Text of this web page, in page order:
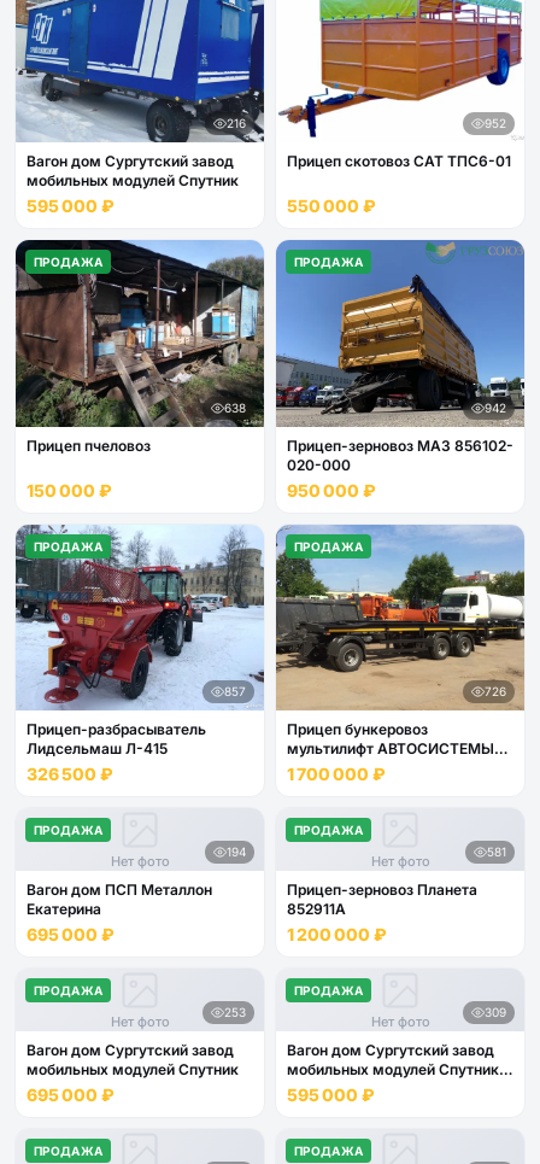
216
Вагон дом Сургутский завод
мобильных модулей Спутник
595 000 ₽
952
Прицеп скотовоз САТ ТПС6-01
550 000 ₽
ПРОДАЖА
638
Прицеп пчеловоз
150 000 ₽
ПРОДАЖА
942
Прицеп-зерновоз МАЗ 856102-
020-000
950 000 ₽
ПРОДАЖА
857
Прицеп-разбрасыватель
Лидсельмаш Л-415
326 500 ₽
ПРОДАЖА
726
Прицеп бункеровоз
мультилифт АВТОСИСТЕМЫ
8464-11
1 700 000 ₽
ПРОДАЖА
194
Нет фото
Вагон дом ПСП Металлон
Екатерина
695 000 ₽
ПРОДАЖА
581
Нет фото
Прицеп-зерновоз Планета
852911А
1 200 000 ₽
ПРОДАЖА
253
Нет фото
Вагон дом Сургутский завод
мобильных модулей Спутник
695 000 ₽
ПРОДАЖА
309
Нет фото
Вагон дом Сургутский завод
мобильных модулей Спутник 8
мест
595 000 ₽
ПРОДАЖА
ПРОДАЖА